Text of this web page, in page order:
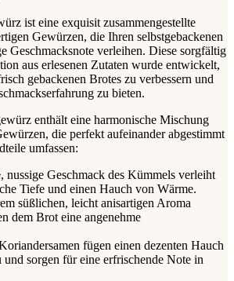
ist eine exquisit zusammengestellte
Gewürzen, die Ihren selbstgebackenen
Geschmacksnote verleihen. Diese sorgfältig
aus erlesenen Zutaten wurde entwickelt,
gebackenen Brotes zu verbessern und
zu bieten.
enthält eine harmonische Mischung
die perfekt aufeinander abgestimmt
umfassen:
Geschmack des Kümmels verleiht
Tiefe und einen Hauch von Wärme.
süßlichen, leicht anisartigen Aroma
dem Brot eine angenehme
fügen einen dezenten Hauch
sorgen für eine erfrischende Note in